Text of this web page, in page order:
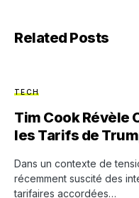
Related Posts
TECH
Tim Cook Révèle
les Tarifs de
Dans un contexte de
récemment suscité des
tarifaires accordées…